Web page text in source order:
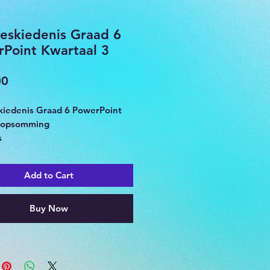
Graad 6
Kwartaal 3
Graad 6 PowerPoint
en burgerskap in Suid-
politieke partye,
Fatima Meer, Grondwet,
Langa, Ampswapen en vlag,
Add to Cart
Buy Now